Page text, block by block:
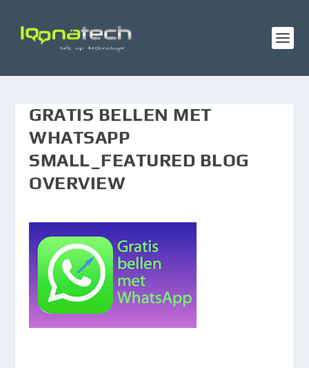
GRATIS BELLEN MET
WHATSAPP
SMALL_FEATURED BLOG
OVERVIEW